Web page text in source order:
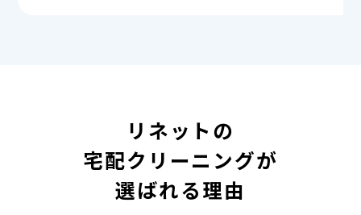
リネットの
宅配クリーニングが
選ばれる理由